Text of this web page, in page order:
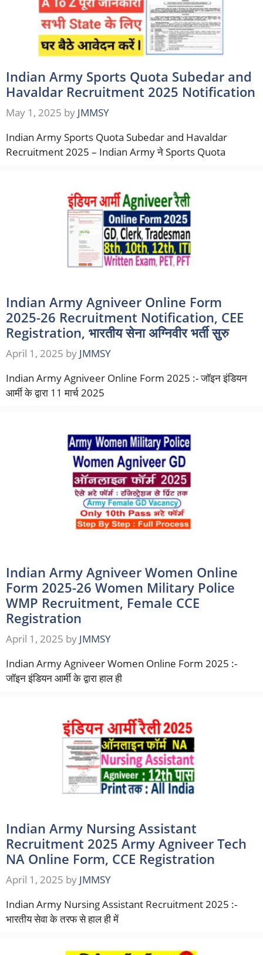
Indian Army Sports Quota Subedar and
Havaldar Recruitment 2025 Notification
May 1, 2025 by JMMSY
Indian Army Sports Quota Subedar and Havaldar
Recruitment 2025 – Indian Army ने Sports Quota
Indian Army Agniveer Online Form
2025-26 Recruitment Notification, CEE
Registration, भारतीय सेना अग्निवीर भर्ती सुरु
April 1, 2025 by JMMSY
Indian Army Agniveer Online Form 2025 :- जॉइन इंडियन
आर्मी के द्वारा 11 मार्च 2025
Indian Army Agniveer Women Online
Form 2025-26 Women Military Police
WMP Recruitment, Female CCE
Registration
April 1, 2025 by JMMSY
Indian Army Agniveer Women Online Form 2025 :-
जॉइन इंडियन आर्मी के द्वारा हाल ही
Indian Army Nursing Assistant
Recruitment 2025 Army Agniveer Tech
NA Online Form, CCE Registration
April 1, 2025 by JMMSY
Indian Army Nursing Assistant Recruitment 2025 :-
भारतीय सेवा के तरफ से हाल ही में